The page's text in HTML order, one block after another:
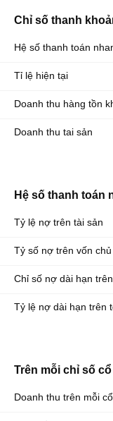
Chỉ số thanh
Hệ số thanh toán
Tỉ lệ hiện tại
Doanh thu hàng tồn
Doanh thu tai sản
Hệ số thanh toán
Tỷ lệ nợ trên tài sản
Trên mỗi chỉ số